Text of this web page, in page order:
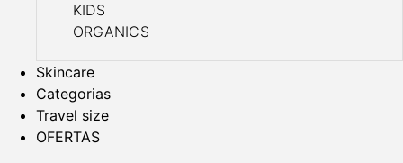
KIDS
ORGANICS
Skincare
Categorias
Travel size
OFERTAS